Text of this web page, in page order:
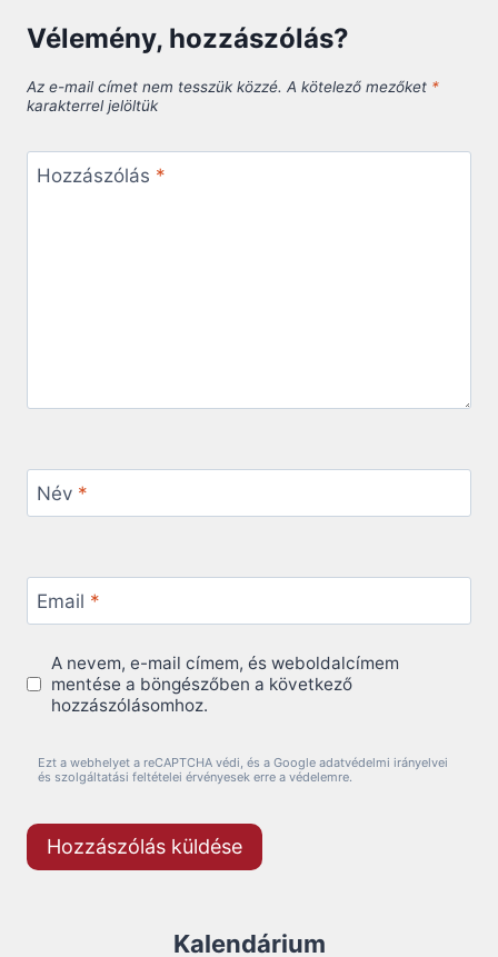
Vélemény, hozzászólás?
Az e-mail címet nem tesszük közzé. A kötelező mezőket *
karakterrel jelöltük
Hozzászólás *
Név *
Email *
A nevem, e-mail címem, és weboldalcímem
mentése a böngészőben a következő
hozzászólásomhoz.
Ezt a webhelyet a reCAPTCHA védi, és a Google adatvédelmi irányelvei
és szolgáltatási feltételei érvényesek erre a védelemre.
Kalendárium